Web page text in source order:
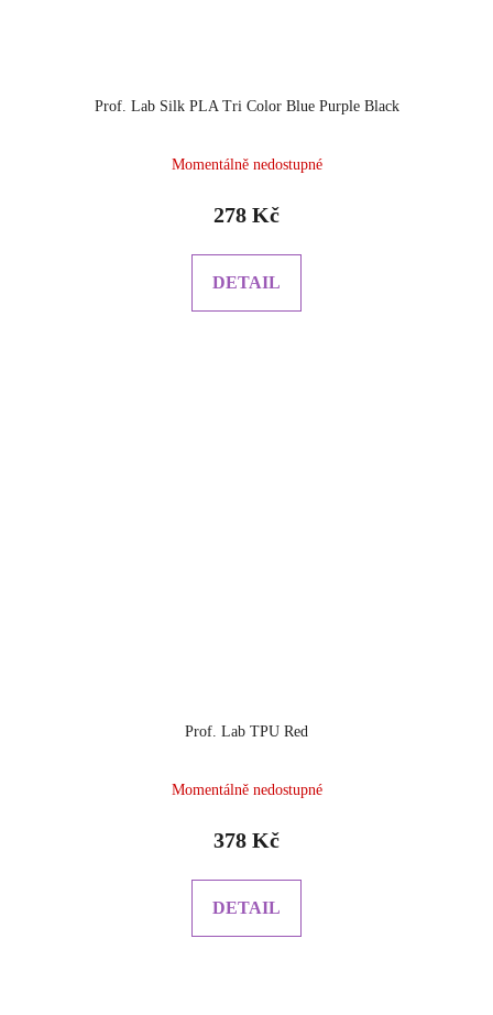
Prof. Lab Silk PLA Tri Color Blue Purple Black
Momentálně nedostupné
278 Kč
DETAIL
Prof. Lab TPU Red
hodnocení
je
Momentálně nedostupné
378 Kč
DETAIL